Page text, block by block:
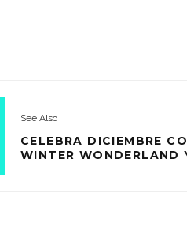
See Also
CELEBRA DICIEMBRE
WINTER WONDERLAND